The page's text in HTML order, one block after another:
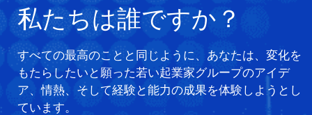
私たちは誰ですか？
すべての最高のことと同じように、あなたは、変化を
もたらしたいと願った若い起業家グループのアイデ
ア、情熱、そして経験と能力の成果を体験しようとし
ています。